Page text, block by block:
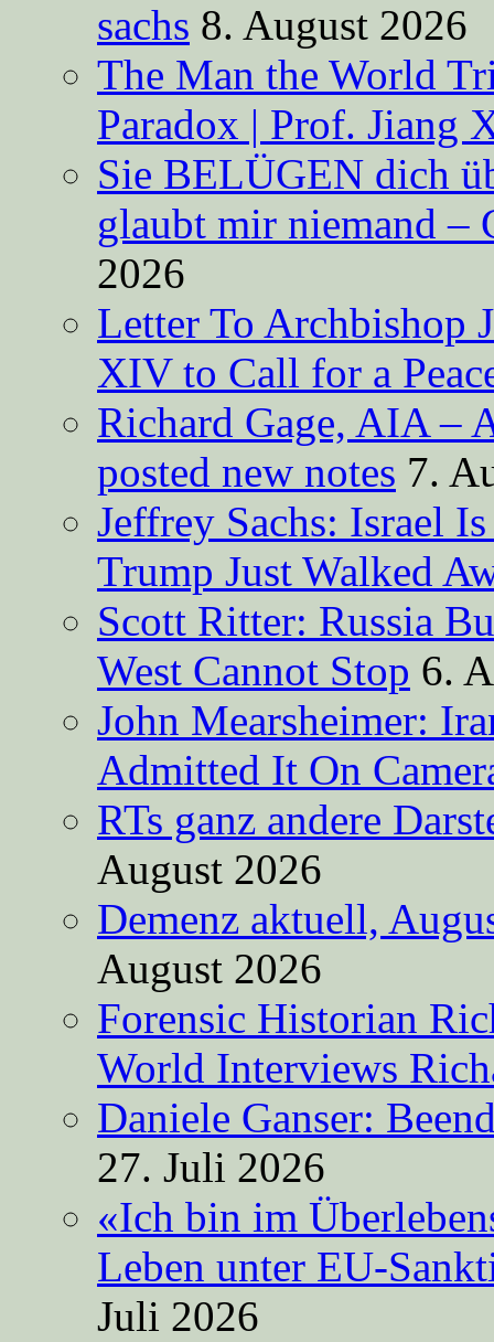
sachs 8. August 2026
The Man the World
Paradox | Prof. Jiang
Sie BELÜGEN dich
glaubt mir niemand –
2026
Letter To Archbishop
XIV to Call for a
Richard Gage, AIA –
posted new notes 7.
Jeffrey Sachs: Israel
Trump Just Walked
Scott Ritter: Russia
West Cannot Stop 6.
John Mearsheimer:
Admitted It On
RTs ganz andere
August 2026
Demenz aktuell,
August 2026
Forensic Historian
World Interviews
Daniele Ganser:
27. Juli 2026
«Ich bin im
Leben unter EU-
Juli 2026